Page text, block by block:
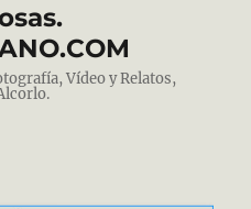
Vídeo y Relatos,